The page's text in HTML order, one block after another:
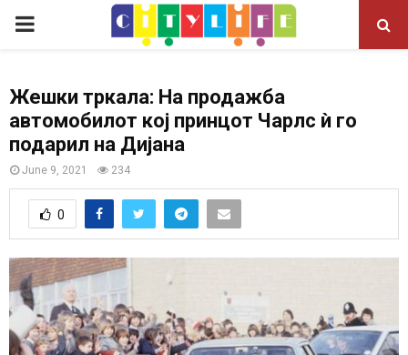
P
I
M
A
R
Жешки тркала: На продажба
автомобилот кој принцот Чарлс ѝ го
подарил на Дијана
June 9, 2021 234
0